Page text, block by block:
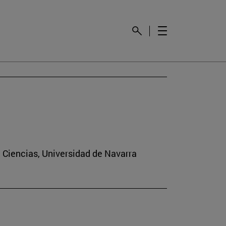
Universidad de Navarra